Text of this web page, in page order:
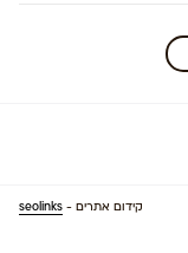
קידום אתרים - seolinks